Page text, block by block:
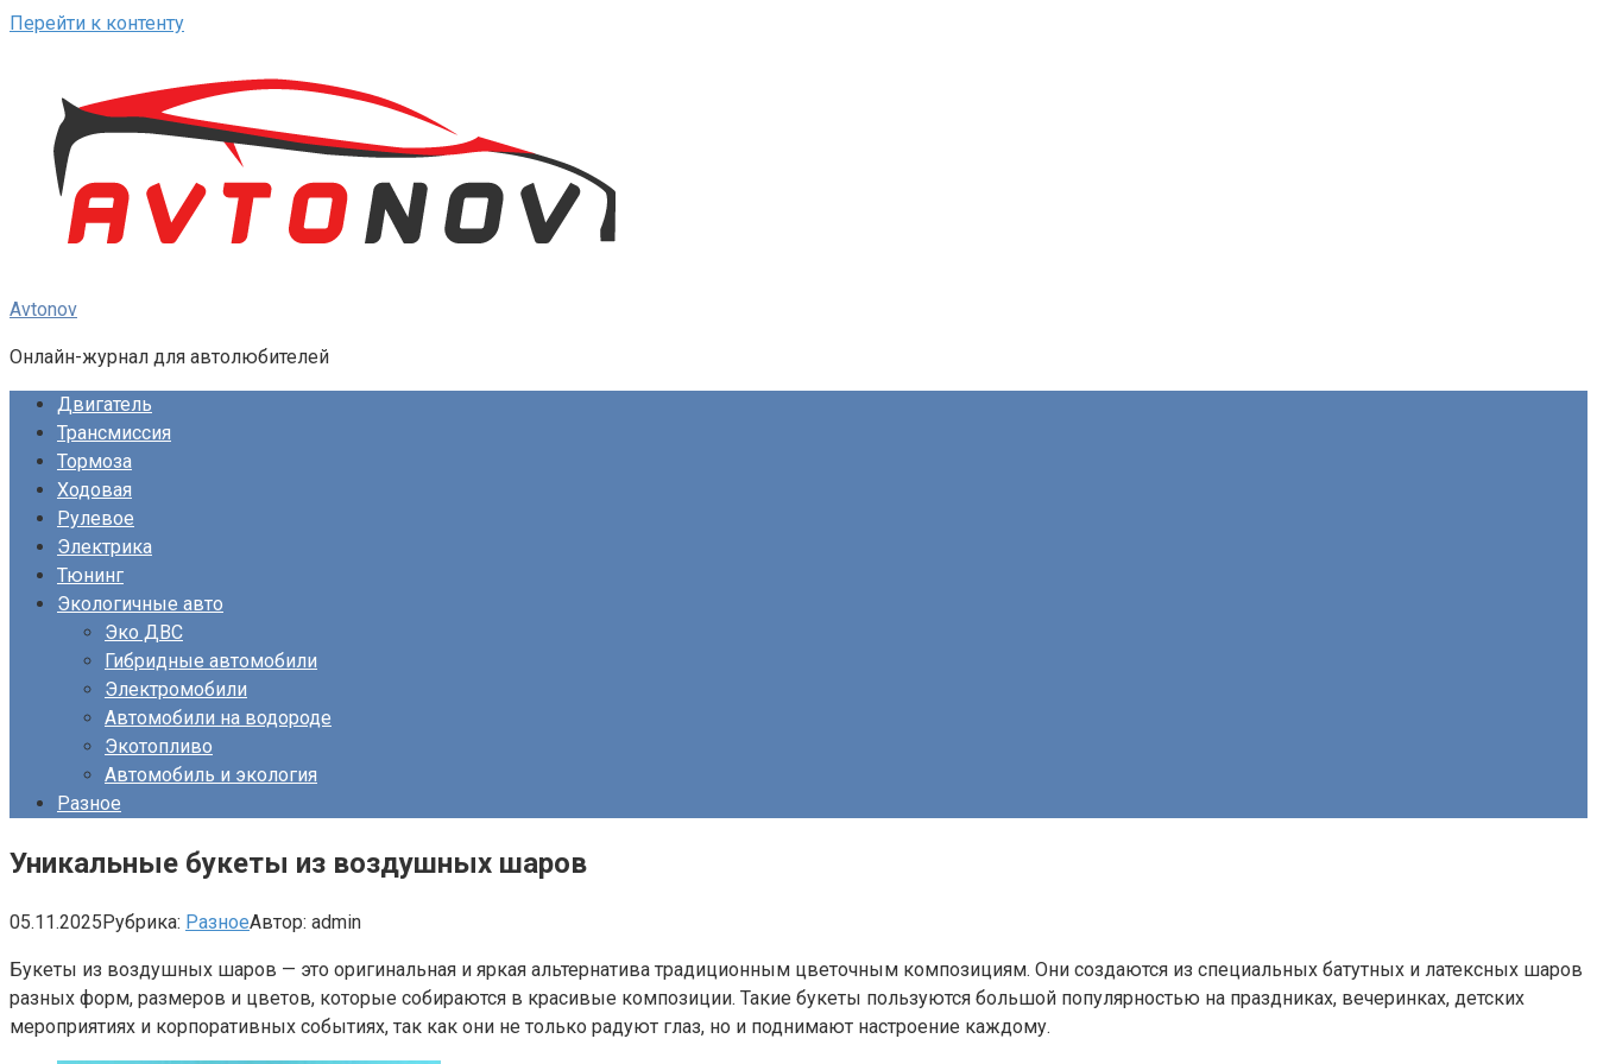
Перейти к контенту
Avtonov
Онлайн-журнал для автолюбителей
Двигатель
Трансмиссия
Тормоза
Ходовая
Рулевое
Электрика
Тюнинг
Экологичные авто
Эко ДВС
Гибридные автомобили
Электромобили
Автомобили на водороде
Экотопливо
Автомобиль и экология
Разное
Уникальные букеты из воздушных шаров
05.11.2025Рубрика: РазноеАвтор: admin
Букеты из воздушных шаров — это оригинальная и яркая альтернатива традиционным цветочным композициям. Они создаются из специальных батутных и латексных шаров
разных форм, размеров и цветов, которые собираются в красивые композиции. Такие букеты пользуются большой популярностью на праздниках, вечеринках, детских
мероприятиях и корпоративных событиях, так как они не только радуют глаз, но и поднимают настроение каждому.